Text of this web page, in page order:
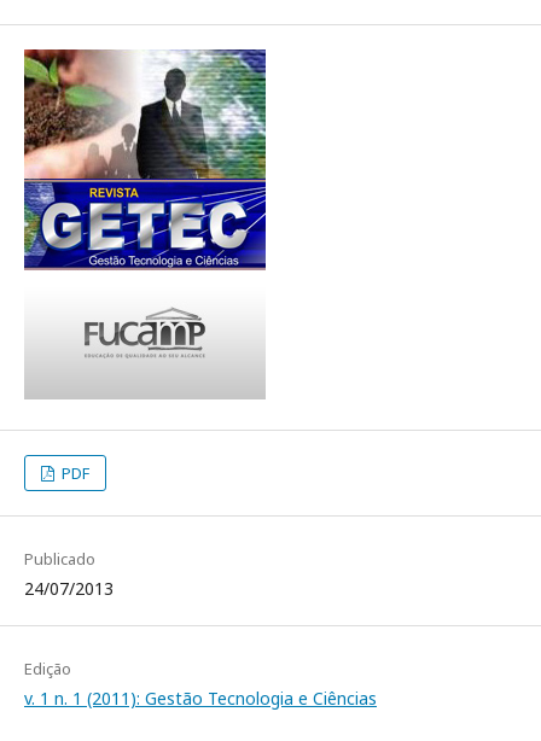
PDF
Publicado
24/07/2013
Edição
v. 1 n. 1 (2011): Gestão Tecnologia e Ciências